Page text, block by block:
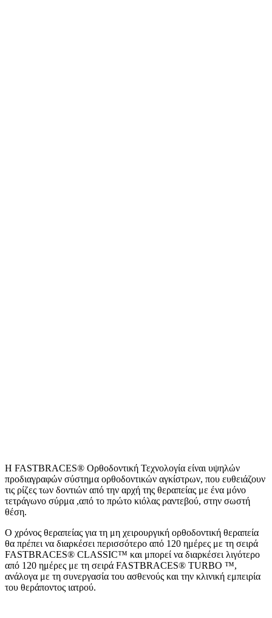
Η FASTBRACES® Ορθοδοντική Τεχνολογία είναι υψηλών
προδιαγραφών σύστημα ορθοδοντικών αγκίστρων, που ευθειάζουν
τις ρίζες των δοντιών από την αρχή της θεραπείας με ένα μόνο
τετράγωνο σύρμα ,από το πρώτο κιόλας ραντεβού, στην σωστή
θέση.
Ο χρόνος θεραπείας για τη μη χειρουργική ορθοδοντική θεραπεία
θα πρέπει να διαρκέσει περισσότερο από 120 ημέρες με τη σειρά
FASTBRACES® CLASSIC™ και μπορεί να διαρκέσει λιγότερο
από 120 ημέρες με τη σειρά FASTBRACES® TURBO ™,
ανάλογα με τη συνεργασία του ασθενούς και την κλινική εμπειρία
του θεράποντος ιατρού.